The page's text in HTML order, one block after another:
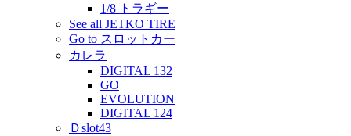
1/8 トラギー
See all JETKO TIRE
Go to スロットカー
カレラ
DIGITAL 132
GO
EVOLUTION
DIGITAL 124
Ｄslot43